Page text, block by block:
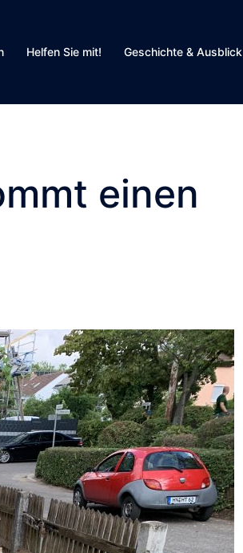
Helfen Sie mit! Geschichte & Ausblick
einen